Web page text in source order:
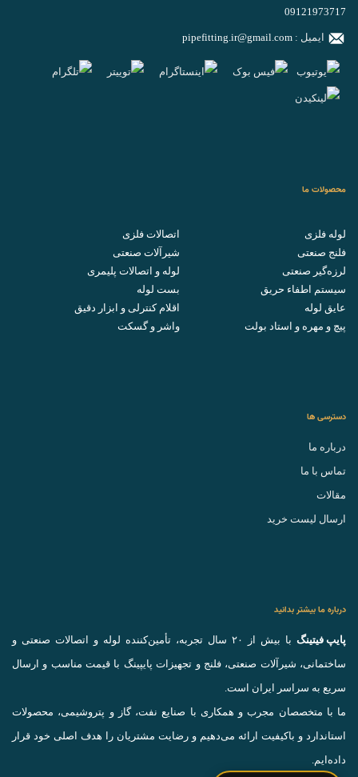
09121973717
ایمیل : pipefitting.ir@gmail.com
دسترسی ها
درباره ما
تماس با ما
مقالات
ارسال لیست خرید
محصولات ما
لوله فلزی
اتصالات فلزی
فلنج صنعتی
شیرآلات صنعتی
لرزه‌گیر صنعتی
لوله و اتصالات پلیمری
سیستم اطفاء حریق
بست لوله
عایق لوله
اقلام کنترلی و ابزار دقیق
پیچ و مهره و استاد بولت
واشر و گسکت
درباره ما بیشتر بدانید
پایپ فیتینگ
با بیش از ۲۰ سال تجربه، تأمین‌کننده لوله و اتصالات صنعتی و
ساختمانی، شیرآلات صنعتی، فلنج و تجهیزات پایپینگ با قیمت مناسب و ارسال
سریع به سراسر ایران است.
ما با متخصصان مجرب و همکاری با صنایع نفت، گاز و پتروشیمی، محصولات
استاندارد و باکیفیت ارائه می‌دهیم و رضایت مشتریان را هدف اصلی خود قرار
داده‌ایم.